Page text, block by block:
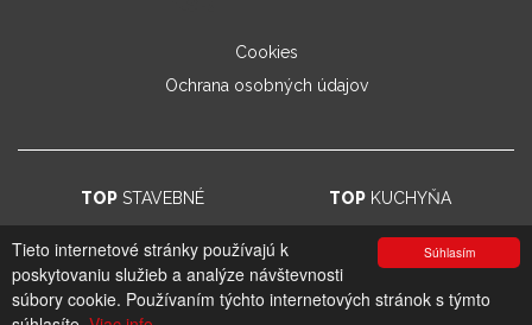
Súhlasím
Tieto internetové stránky používajú k
poskytovaniu služieb a analýze návštevnosti
súbory cookie. Používaním týchto internetových stránok s týmto
Cookies
Ochrana osobných údajov
TOPSTAVEBNÉ TOP KUCHYŇA
© 2026. UV GROUP s.r.o. | Created by CTS Europe s.r.o.